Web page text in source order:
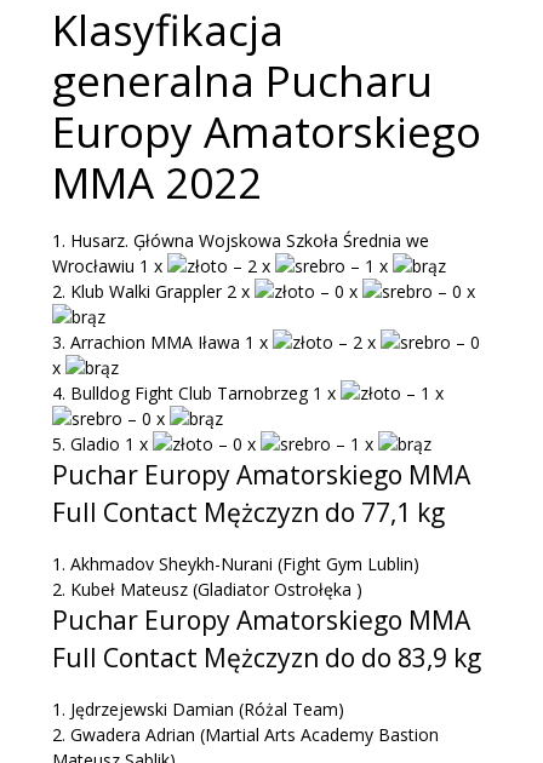
Klasyfikacja
generalna Pucharu
Europy Amatorskiego
MMA 2022
1. Husarz. Ģłówna Wojskowa Szkoła Średnia we
Wrocławiu 1 x
– 2 x
– 1 x
2. Klub Walki Grappler 2 x – 0 x – 0 x
3. Arrachion MMA Iława 1 x – 2 x
– 0
x
4. Bulldog Fight Club Tarnobrzeg 1 x
– 1 x
– 0 x
5. Gladio 1 x – 0 x – 1 x
Puchar Europy Amatorskiego MMA
Full Contact Mężczyzn do 77,1 kg
1. Akhmadov Sheykh-Nurani (Fight Gym Lublin)
2. Kubeł Mateusz (Gladiator Ostrołęka )
Puchar Europy Amatorskiego MMA
Full Contact Mężczyzn do do 83,9 kg
1. Jędrzejewski Damian (Różal Team)
2. Gwadera Adrian (Martial Arts Academy Bastion